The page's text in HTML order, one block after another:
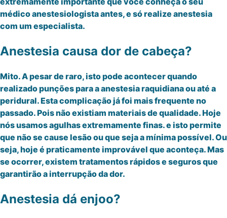
médico anestesiologista antes, e só realize anestesia
com um especialista.
Anestesia causa dor de cabeça?
Mito. A pesar de raro, isto pode acontecer quando
realizado punções para a anestesia raquidiana ou até a
peridural. Esta complicação já foi mais frequente no
passado. Pois não existiam materiais de qualidade. Hoje
nós usamos agulhas extremamente finas. e isto permite
que não se cause lesão ou que seja a mínima possível. Ou
seja, hoje é praticamente improvável que aconteça. Mas
se ocorrer, existem tratamentos rápidos e seguros que
garantirão a interrupção da dor.
Anestesia dá enjoo?